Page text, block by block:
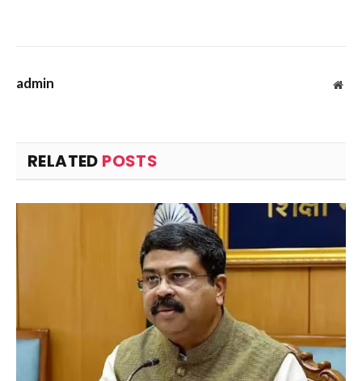
admin
RELATED POSTS